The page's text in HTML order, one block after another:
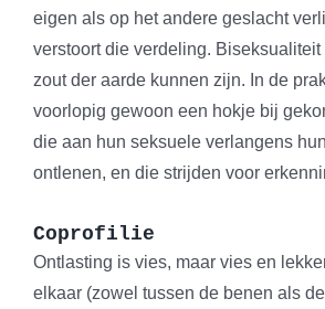
eigen als op het andere geslacht
verstoort die verdeling.
zout der aarde kunnen zijn. In de
voorlopig gewoon een hokje bij
die aan hun seksuele verlangens
ontlenen, en die strijden voor
Coprofilie
Ontlasting is vies, maar vies en
elkaar (zowel tussen de benen als